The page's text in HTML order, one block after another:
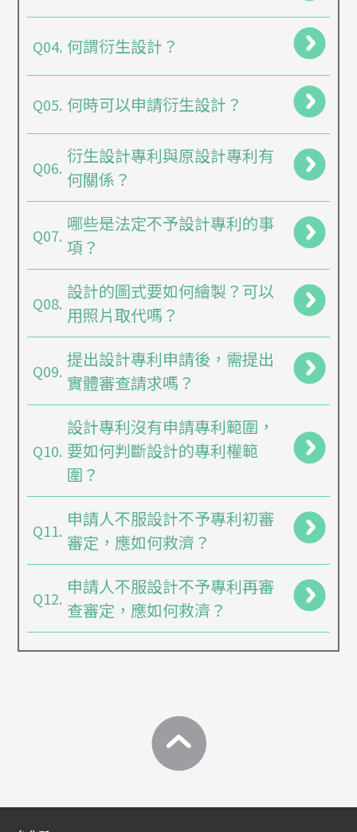
Q04. 何謂衍生設計？
Q05. 何時可以申請衍生設計？
Q06.
衍生設計專利與原設計專利有
何關係？
Q07.
哪些是法定不予設計專利的事
項？
Q08.
設計的圖式要如何繪製？可以
用照片取代嗎？
Q09.
提出設計專利申請後，需提出
實體審查請求嗎？
Q10.
設計專利沒有申請專利範圍，
要如何判斷設計的專利權範
圍？
Q11.
申請人不服設計不予專利初審
審定，應如何救濟？
Q12.
申請人不服設計不予專利再審
查審定，應如何救濟？